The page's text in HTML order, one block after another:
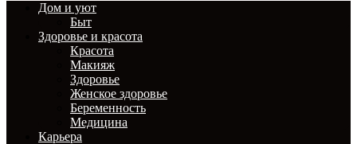
Дом и уют
Быт
Здоровье и красота
Красота
Макияж
Здоровье
Женское здоровье
Беременность
Медицина
Карьера